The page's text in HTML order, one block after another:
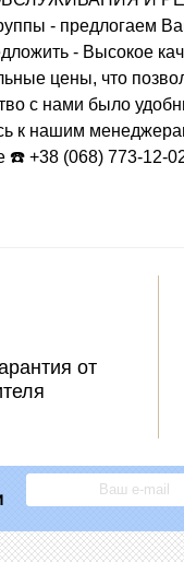
- предлогаем
- Высокое
цены, что
с нами было
к нашим
☎️ +38 (068) 773-12-
от